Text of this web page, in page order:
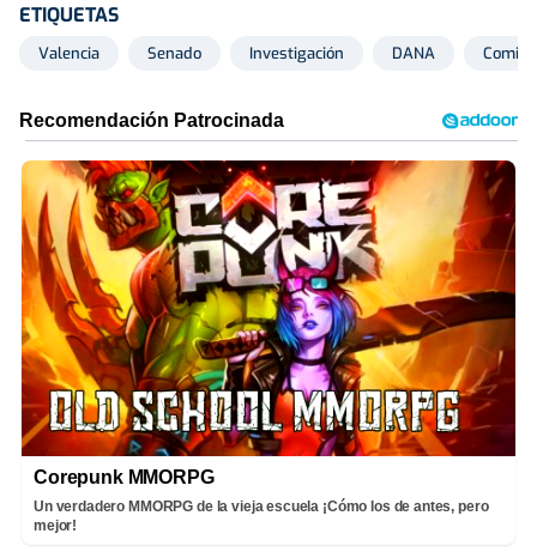
ETIQUETAS
Valencia Senado Investigación DANA
Corepunk MMORPG
Un verdadero MMORPG de la vieja escuela ¡Cómo los de antes, pero
mejor!